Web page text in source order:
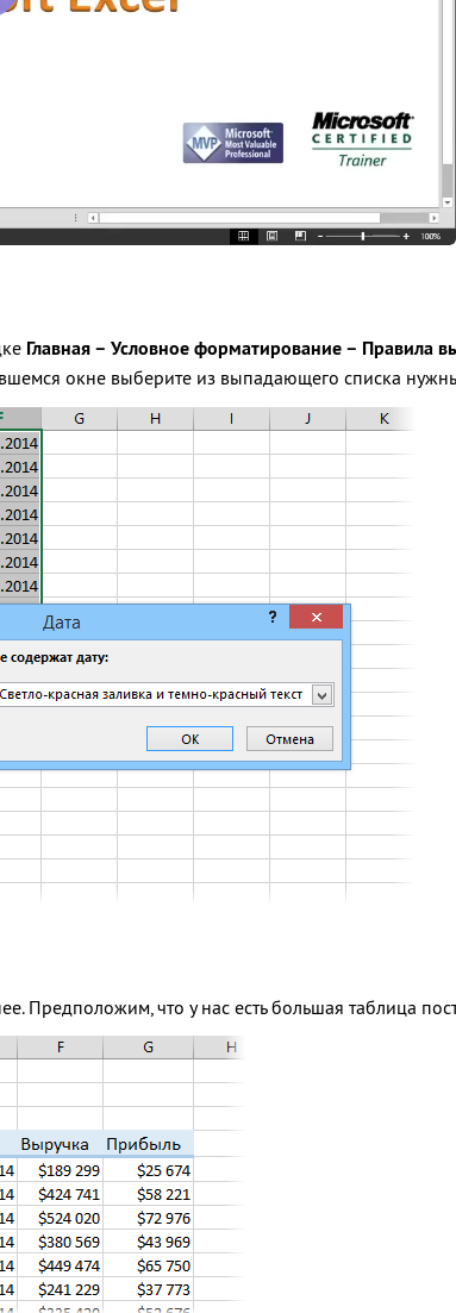
Главная – Условное форматирование – Правила
окне выберите из выпадающего списка
Предположим, что у нас есть большая таблица